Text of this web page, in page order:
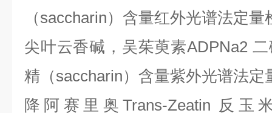
（saccharin）含量红外光谱法定
尖叶云香碱，吴茱萸素ADPNa2
精（saccharin）含量紫外光谱法定
降阿赛里奥 Trans-Zeatin 反